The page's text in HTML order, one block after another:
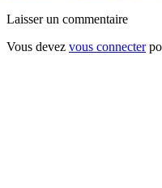
Laisser un commentaire
Vous devez vous connecter